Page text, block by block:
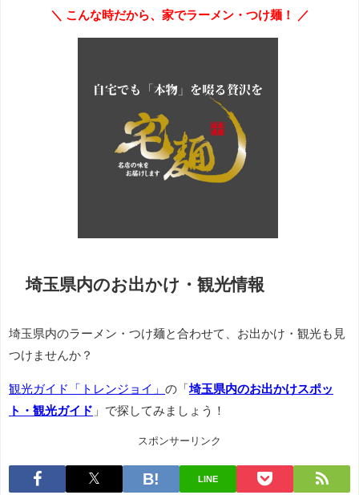
＼ こんな時だから、家でラーメン・つけ麺！ ／
埼玉県内のお出かけ・観光情報
埼玉県内のラーメン・つけ麺と合わせて、お出かけ・観光も見
つけませんか？
観光ガイド「トレンジョイ」 の「 埼玉県内のお出かけスポッ
ト・観光ガイド 」で探してみましょう！
スポンサーリンク
LINE